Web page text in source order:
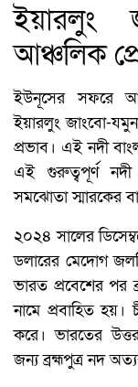
ইয়ারলুং
আঞ্চলিক
ইউনূসের সফরে
ইয়ারলুং জাংবো-
প্রভাব। এই নদী
এই গুরুত্বপূর্ণ নদী
সমঝোতা স্মারকের
২০২৪ সালের
ডলারের মেদোগ
ভারত প্রবেশের পর
নামে প্রবাহিত হয়।
করে। ভারতের
জন্য ব্রহ্মপুত্র নদ